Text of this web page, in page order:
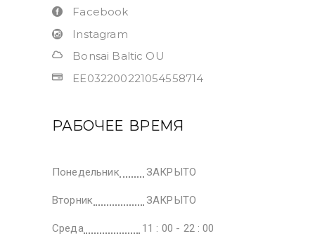
Facebook
Instagram
Bonsai Baltic OU
EE032200221054558714
РАБОЧЕЕ ВРЕМЯ
Понедельник ЗАКРЫТО
Вторник ЗАКРЫТО
Среда 11 : 00 - 22 : 00